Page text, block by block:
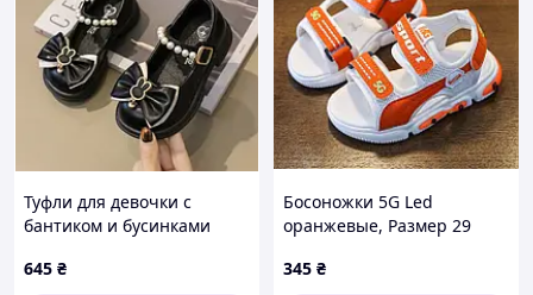
Туфли для девочки с
бантиком и бусинками
Размер 26
645 ₴
Босоножки 5G Led
оранжевые, Размер 29
345 ₴